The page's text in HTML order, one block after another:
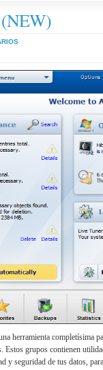
herramienta completísima
grupos contienen
y seguridad de tus datos,